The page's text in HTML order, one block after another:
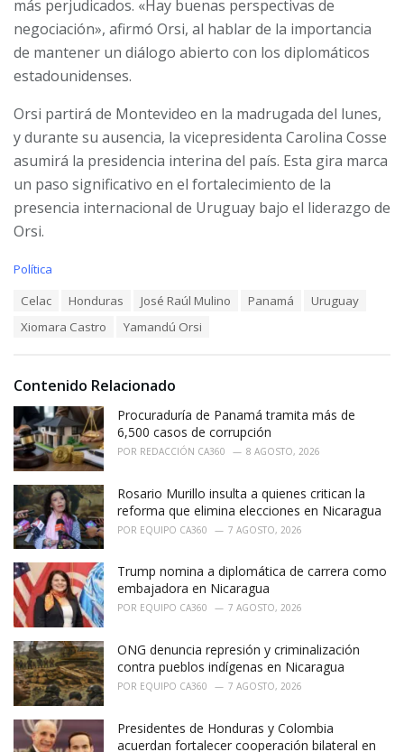
más perjudicados. «Hay buenas perspectivas de
negociación», afirmó Orsi, al hablar de la importancia
de mantener un diálogo abierto con los diplomáticos
estadounidenses.
Orsi partirá de Montevideo en la madrugada del lunes,
y durante su ausencia, la vicepresidenta Carolina Cosse
asumirá la presidencia interina del país. Esta gira marca
un paso significativo en el fortalecimiento de la
presencia internacional de Uruguay bajo el liderazgo de
Orsi.
C
i
:
Política
Celac Honduras José Raúl Mulino Panamá
Uruguay
Xiomara Castro
Yamandú Orsi
Contenido Relacionado
Procuraduría de Panamá tramita más de
6,500 casos de corrupción
POR REDACCIÓN CA360 8 AGOSTO, 2026
Rosario Murillo insulta a quienes critican la
reforma que elimina elecciones en Nicaragua
POR EQUIPO CA360 7 AGOSTO, 2026
Trump nomina a diplomática de carrera como
embajadora en Nicaragua
POR EQUIPO CA360 7 AGOSTO, 2026
ONG denuncia represión y criminalización
contra pueblos indígenas en Nicaragua
POR EQUIPO CA360 7 AGOSTO, 2026
Presidentes de Honduras y Colombia
acuerdan fortalecer cooperación bilateral en